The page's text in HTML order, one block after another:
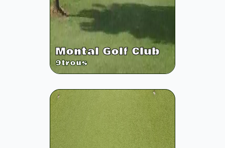
Montal Golf Club
9trous